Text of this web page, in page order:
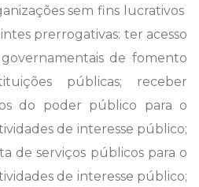
sem fins lucrativos
prerrogativas: ter acesso
de fomento
públicas; receber
do poder público para o
de interesse público;
de serviços públicos para o
de interesse público;